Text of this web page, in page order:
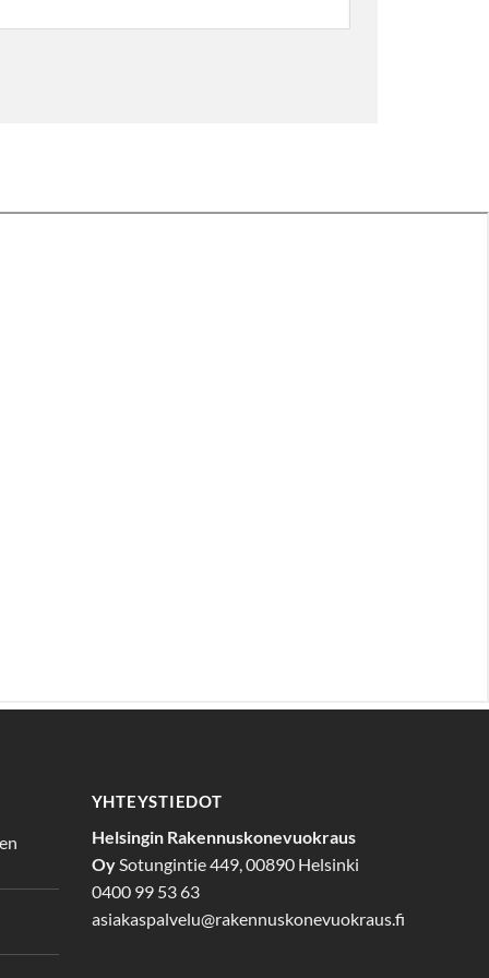
YHTEYSTIEDOT
Helsingin Rakennuskonevuokraus
OySotungintie 449, 00890 Helsinki
0400 99 53 63
asiakaspalvelu@rakennuskonevuokraus.fi